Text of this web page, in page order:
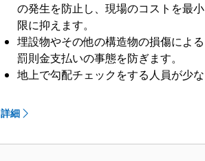
の発生を防止し、現場のコストを最小
限に抑えます。
埋設物やその他の構造物の損傷による
罰則金支払いの事態を防ぎます。
地上で勾配チェックをする人員が少な
ます。
疲労を低減し、旋回し過ぎや掘削し過
詳細